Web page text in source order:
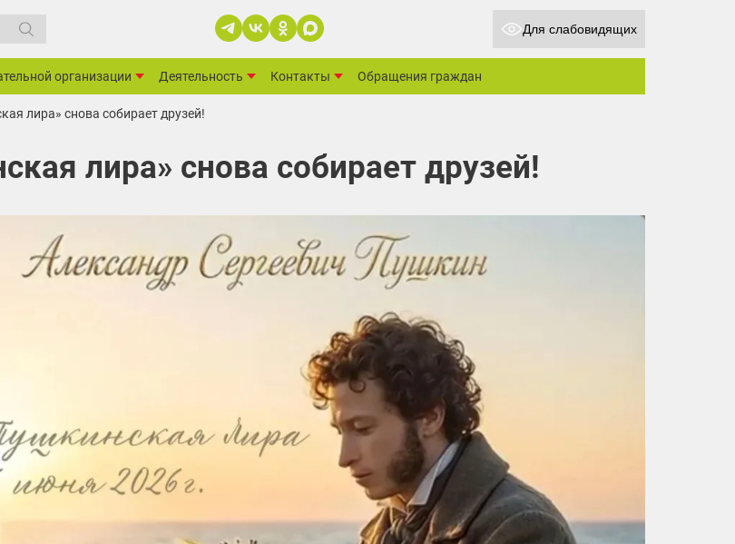
Для слабовидящих
организации Деятельность Контакты Обращения граждан
лира» снова собирает друзей!
лира» снова собирает друзей!